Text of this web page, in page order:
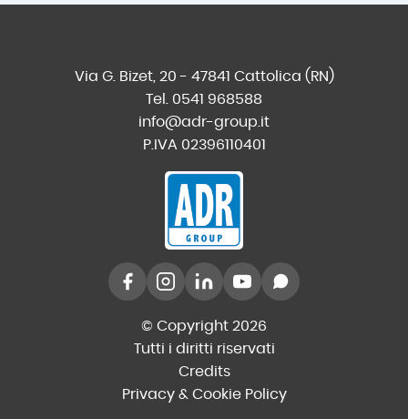
Via G. Bizet, 20 - 47841 Cattolica (RN)
Tel. 0541 968588
info@adr-group.it
P.IVA 02396110401
© Copyright 2026
Tutti i diritti riservati
Credits
Privacy & Cookie Policy